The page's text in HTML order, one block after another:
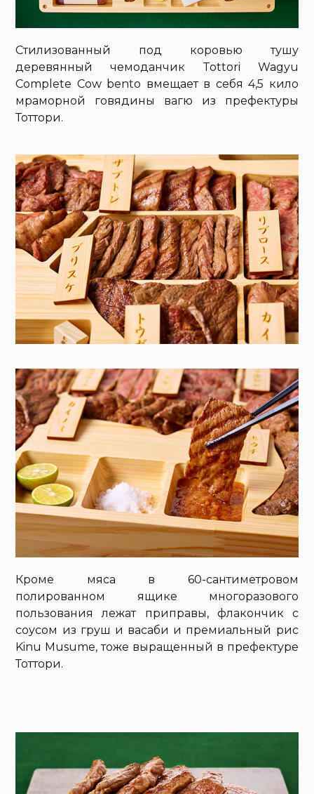
Стилизованный под коровью тушу
деревянный чемоданчик Tottori Wagyu
Complete Cow bento вмещает в себя 4,5 кило
мраморной говядины вагю из префектуры
Тоттори.
Кроме мяса в 60-сантиметровом
полированном ящике многоразового
пользования лежат приправы, флакончик с
соусом из груш и васаби и премиальный рис
Kinu Musume, тоже выращенный в префектуре
Тоттори.